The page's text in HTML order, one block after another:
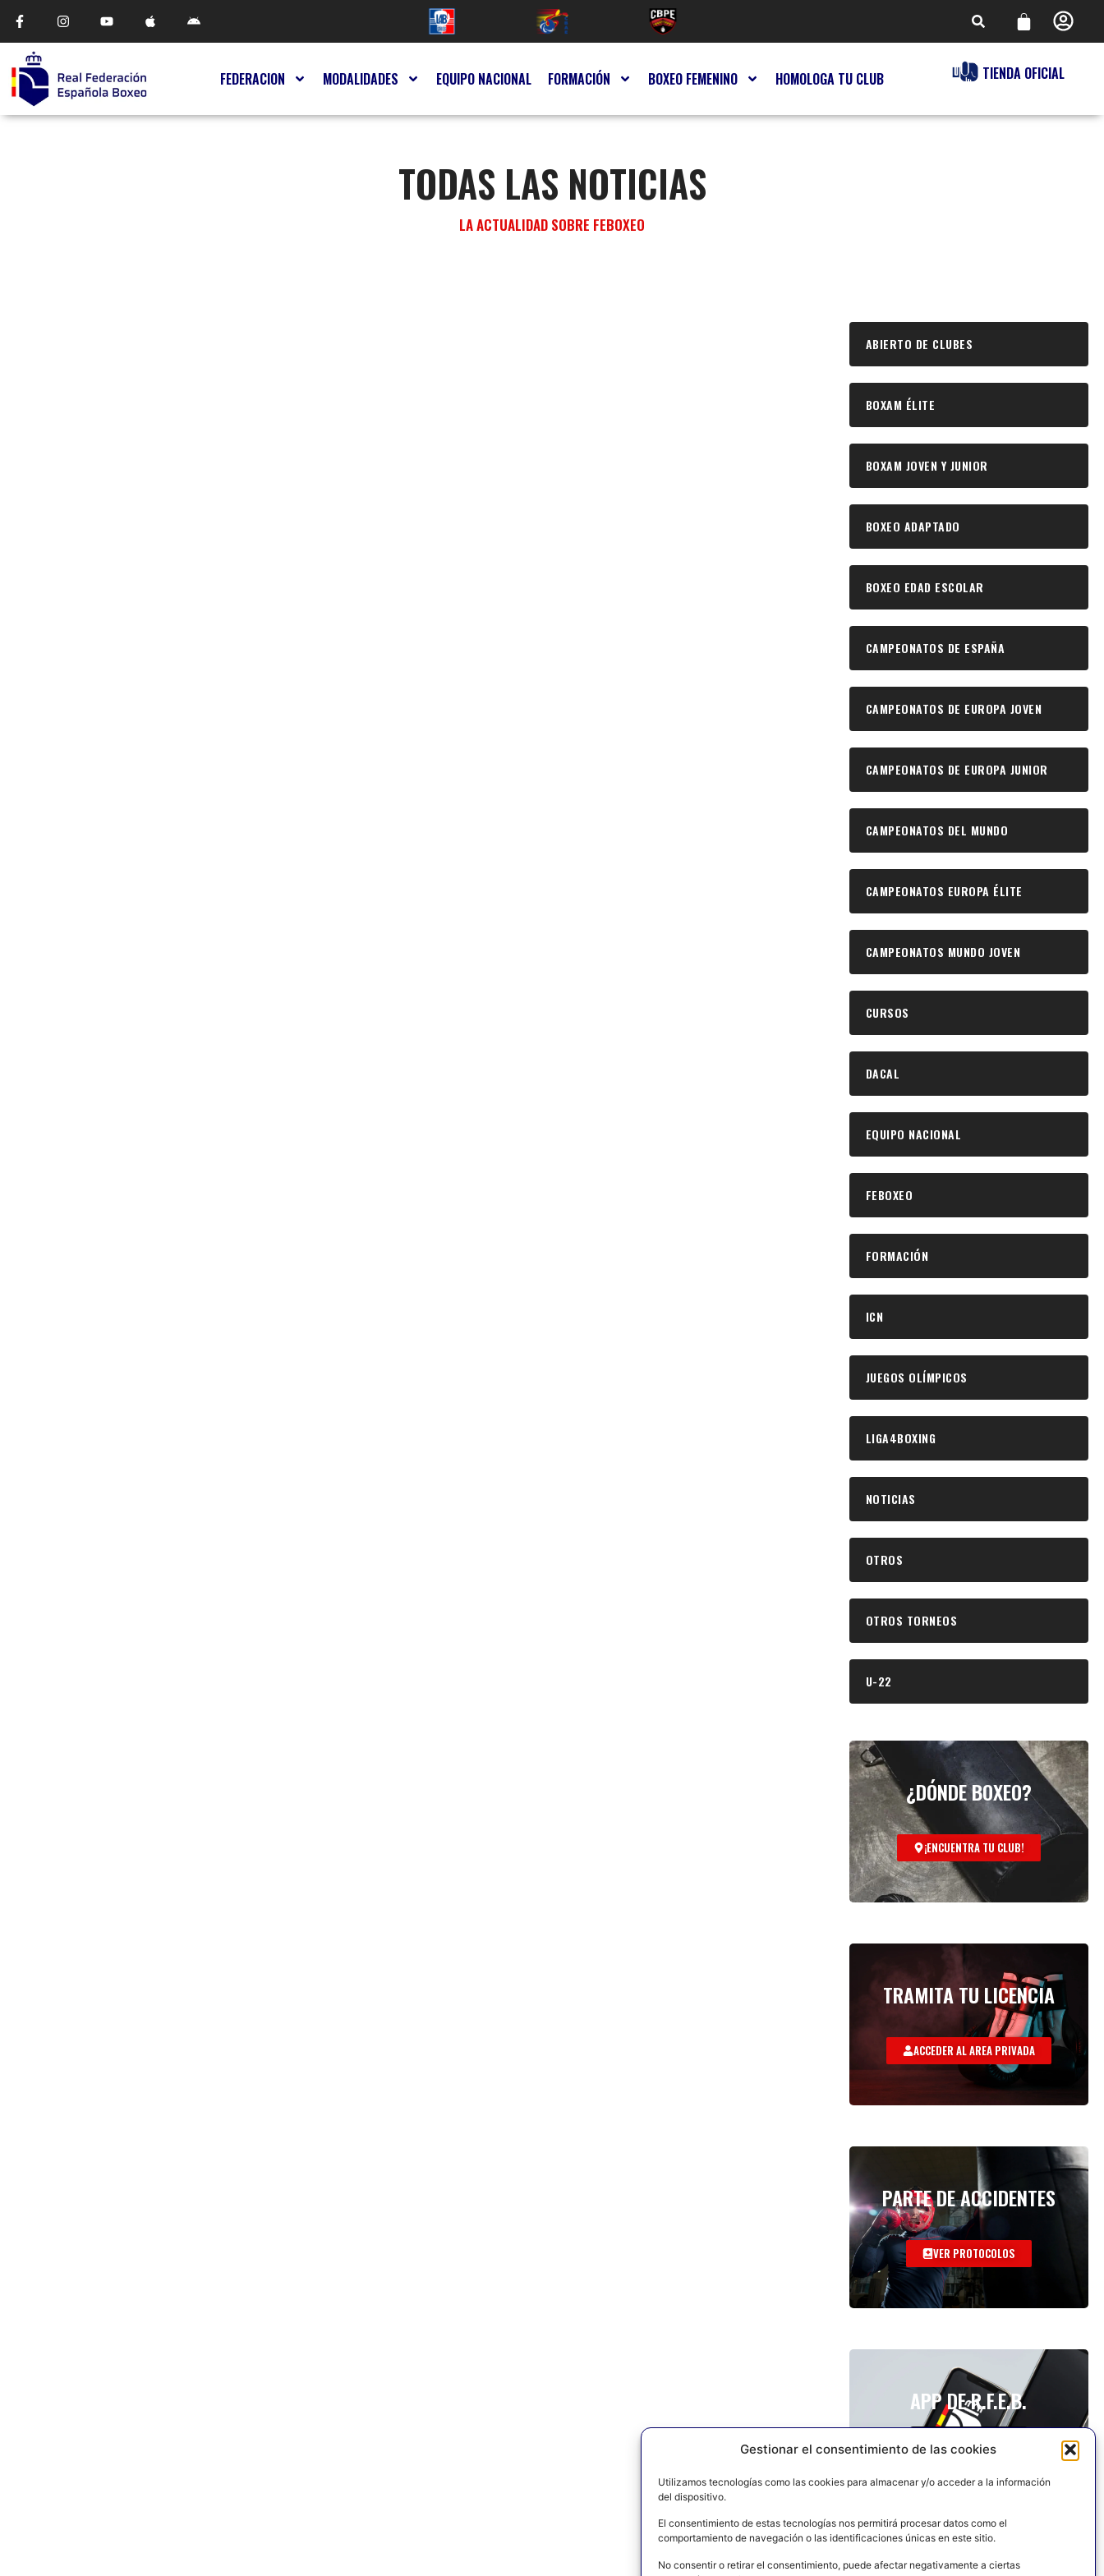
Gestionar el consentimiento de las cookies
Utilizamos tecnologías como las cookies para almacenar y/o acceder a la información
del dispositivo.
El consentimiento de estas tecnologías nos permitirá procesar datos como el
comportamiento de navegación o las identificaciones únicas en este sitio.
No consentir o retirar el consentimiento, puede afectar negativamente a ciertas
FEDERACION MODALIDADES EQUIPO NACIONAL FORMACIÓN BOXEO FEMENINO HOMOLOGA TU CLUB TIENDA OFICIAL
TODAS LAS NOTICIAS
LA ACTUALIDAD SOBRE FEBOXEO
ABIERTO DE CLUBES
BOXAM ÉLITE
BOXAM JOVEN Y JUNIOR
BOXEO ADAPTADO
BOXEO EDAD ESCOLAR
CAMPEONATOS DE ESPAÑA
CAMPEONATOS DE EUROPA JOVEN
CAMPEONATOS DE EUROPA JUNIOR
CAMPEONATOS DEL MUNDO
CAMPEONATOS EUROPA ÉLITE
CAMPEONATOS MUNDO JOVEN
CURSOS
DACAL
EQUIPO NACIONAL
FEBOXEO
FORMACIÓN
ICN
JUEGOS OLÍMPICOS
LIGA4BOXING
NOTICIAS
OTROS
OTROS TORNEOS
U-22
¿DÓNDE BOXEO?
¡ENCUENTRA TU CLUB!
TRAMITA TU LICENCIA
ACCEDER AL AREA PRIVADA
PARTE DE ACCIDENTES
VER PROTOCOLOS
APP DE R.F.E.B.